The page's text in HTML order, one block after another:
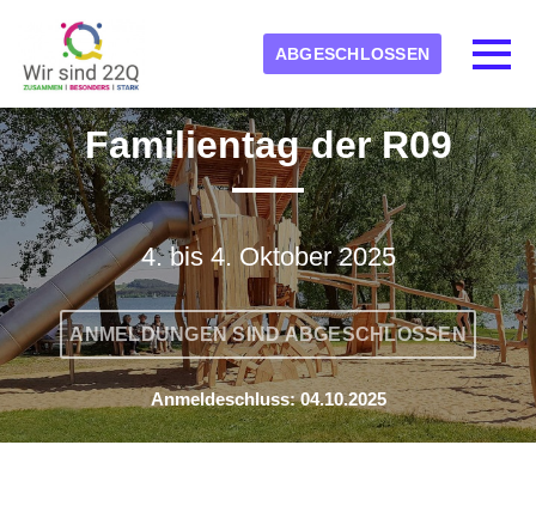
ABGESCHLOSSEN
kids-22q11-ev
Familientag der R09
4. bis 4. Oktober 2025
ANMELDUNGEN SIND ABGESCHLOSSEN
Anmeldeschluss: 04.10.2025
Erkannte Zeitzone
OK